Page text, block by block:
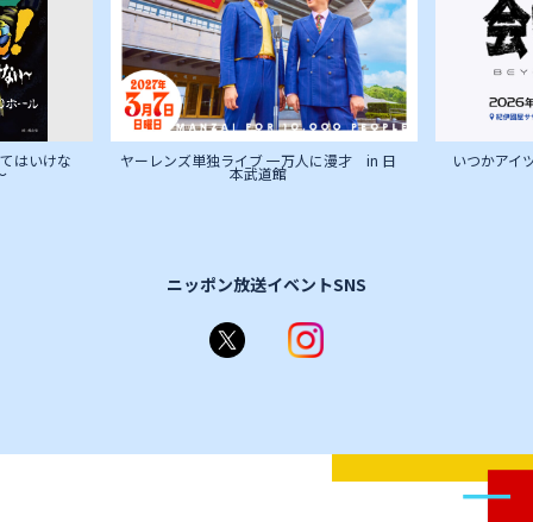
漫才 in 日 いつかアイツに会いに行く -BEYOND THE
MOON-
ニッポン放送イベントSNS